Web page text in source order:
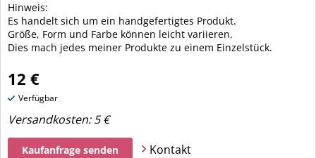
Hinweis:
Es handelt sich um ein handgefertigtes Produkt.
Größe, Form und Farbe können leicht variieren.
Dies mach jedes meiner Produkte zu einem Einzelstück.
12 €
Verfügbar
Versandkosten:5 €
Kaufanfrage senden Kontakt